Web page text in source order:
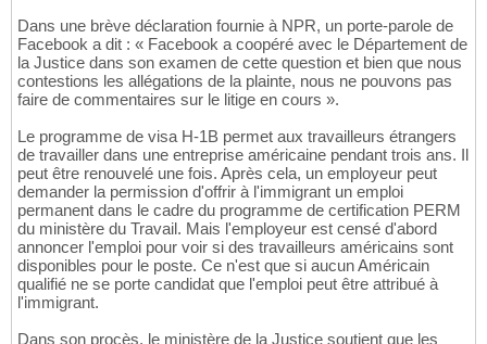
Dans une brève déclaration fournie à NPR, un porte-parole de
Facebook a dit : « Facebook a coopéré avec le Département de
la Justice dans son examen de cette question et bien que nous
contestions les allégations de la plainte, nous ne pouvons pas
faire de commentaires sur le litige en cours ».
Le programme de visa H-1B permet aux travailleurs étrangers
de travailler dans une entreprise américaine pendant trois ans. Il
peut être renouvelé une fois. Après cela, un employeur peut
demander la permission d'offrir à l'immigrant un emploi
permanent dans le cadre du programme de certification PERM
du ministère du Travail. Mais l'employeur est censé d'abord
annoncer l'emploi pour voir si des travailleurs américains sont
disponibles pour le poste. Ce n'est que si aucun Américain
qualifié ne se porte candidat que l'emploi peut être attribué à
l'immigrant.
Dans son procès, le ministère de la Justice soutient que les